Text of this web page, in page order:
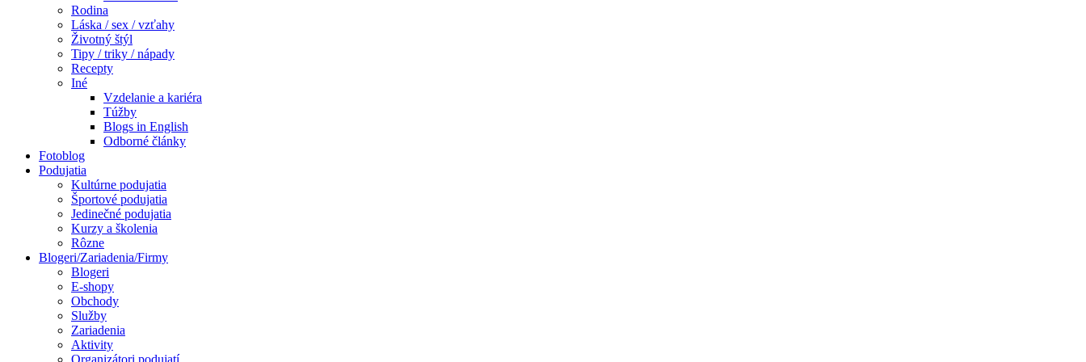
Rodina
Láska / sex / vzťahy
Životný štýl
Tipy / triky / nápady
Recepty
Iné
Vzdelanie a kariéra
Túžby
Blogs in English
Odborné články
Fotoblog
Podujatia
Kultúrne podujatia
Športové podujatia
Jedinečné podujatia
Kurzy a školenia
Rôzne
Blogeri/Zariadenia/Firmy
Blogeri
E-shopy
Obchody
Služby
Zariadenia
Aktivity
Organizátori podujatí